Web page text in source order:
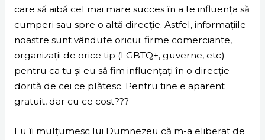
care să aibă cel mai mare succes în a te influența să
cumperi sau spre o altă direcție. Astfel, informațiile
noastre sunt vândute oricui: firme comerciante,
organizații de orice tip (LGBTQ+, guverne, etc)
pentru ca tu și eu să fim influențați în o direcție
dorită de cei ce plătesc. Pentru tine e aparent
gratuit, dar cu ce cost???
Eu îi mulțumesc lui Dumnezeu că m-a eliberat de